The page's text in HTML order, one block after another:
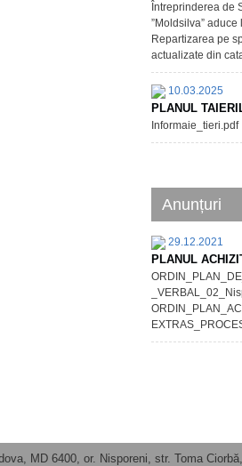
Întreprinderea de
”Moldsilva”
Repartizarea pe
actualizate din
10.03.2025
PLANUL
Informaie_tieri.pdf
Anunțuri
29.12.2021
PLANUL
MD 6400, or. Nisporeni, str. Toma